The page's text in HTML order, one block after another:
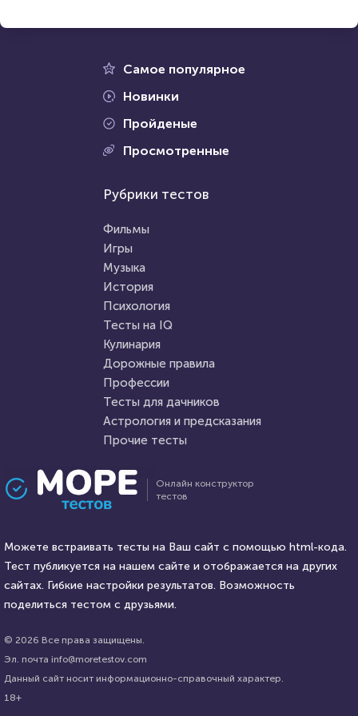
Проходили 74660 раз
Пройти тест
18 февраля 2021 160824
Психология
оно будет?"
Awdienko HTML - код
4 февраля 2022 4369
2 января 2021
Угадай логотип
26 января 2022
Проходили 2223 раза
Тест: Проверь свою
энергетику!
Онлайн конструктор
тестов
Можете встраивать тесты на Ваш сайт с помощью html-кода.
Тест публикуется на нашем сайте и отображается на других
сайтах. Гибкие настройки результатов. Возможность
поделиться тестом с друзьями.
© 2026 Все права защищены.
Эл. почта info@moretestov.com
Данный сайт носит информационно-справочный характер.
18+
Рубрики тестов
Фильмы
Игры
Музыка
История
Психология
Тесты на IQ
Кулинария
Дорожные правила
Профессии
Тесты для дачников
Астрология и предсказания
Прочие тесты
Самое популярное
Новинки
Пройденые
Просмотренные